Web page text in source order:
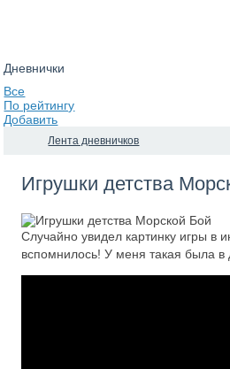
Дневнички
Все
По рейтингу
Добавить
Лента дневничков
Игрушки детства
Случайно увидел картинку игры в
вспомнилось! У меня такая была в